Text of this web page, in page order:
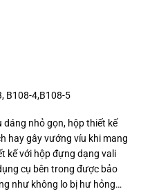
B108-4,B108-5
dáng nhỏ gọn, hộp thiết kế
hay gây vướng víu khi mang
kế với hộp đựng dạng vali
cụ bên trong được bảo
như không lo bị hư hỏng…